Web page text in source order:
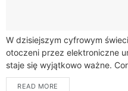
W dzisiejszym cyfrowym
otoczeni przez elektroniczne
staje się wyjątkowo ważne.
problemami związanymi z
READ MORE